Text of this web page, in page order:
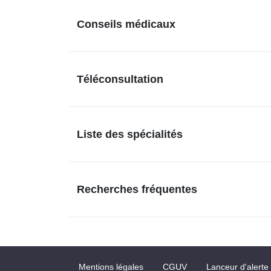
Conseils médicaux
Téléconsultation
Liste des spécialités
Recherches fréquentes
Mentions légales CGUV Lanceur d'alerte